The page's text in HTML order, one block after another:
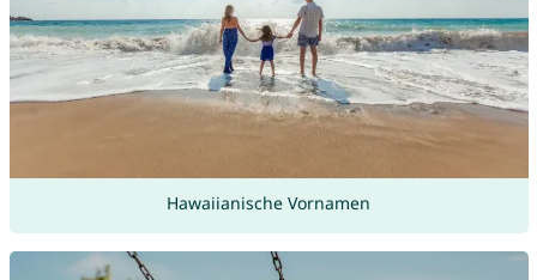
Hawaiianische Vornamen